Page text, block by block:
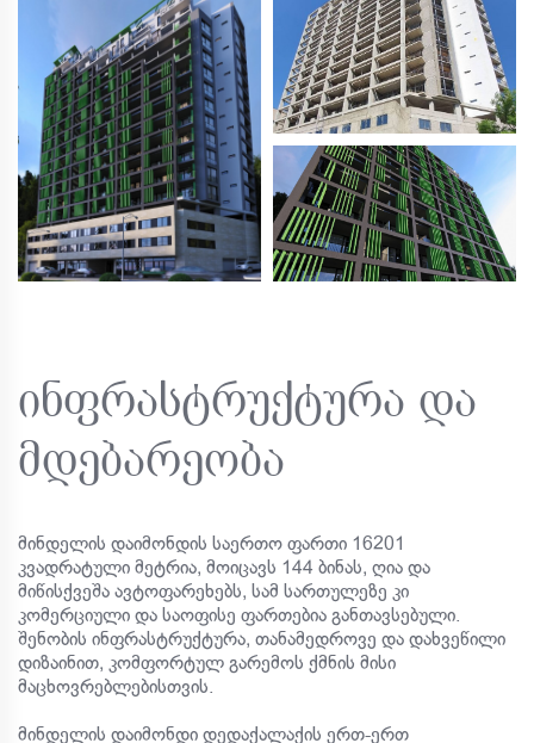
ინფრასტრუქტურა და
მდებარეობა
მინდელის დაიმონდის საერთო ფართი 16201
კვადრატული მეტრია, მოიცავს 144 ბინას, ღია და
მიწისქვეშა ავტოფარეხებს, სამ სართულეზე კი
კომერციული და საოფისე ფართებია განთავსებული.
შენობის ინფრასტრუქტურა, თანამედროვე და დახვეწილი
დიზაინით, კომფორტულ გარემოს ქმნის მისი
მაცხოვრებლებისთვის.
მინდელის დაიმონდი დედაქალაქის ერთ-ერთ